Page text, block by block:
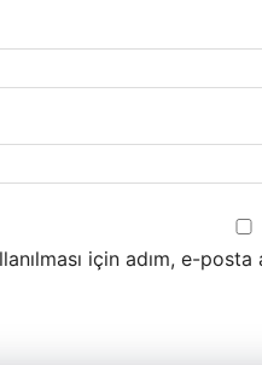
için adım, e-